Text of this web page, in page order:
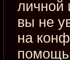
личной
вы не
на